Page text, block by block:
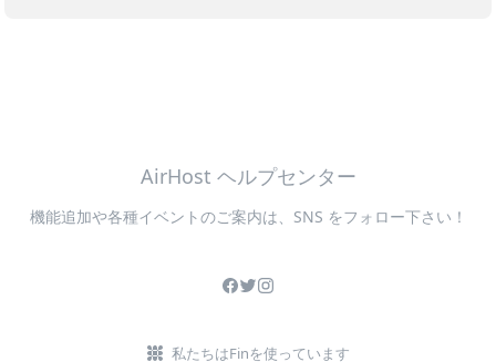
AirHost ヘルプセンター
機能追加や各種イベントのご案内は、SNS をフォロー下さい！
私たちはFinを使っています